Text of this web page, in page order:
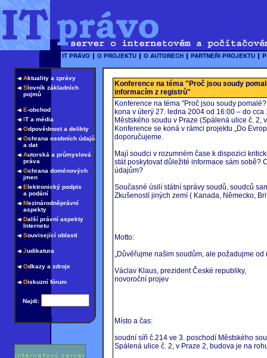
Aktuality a zprávy
Slovník základních
pojmů
E-obchod
IT a média
Odpovědnost a delikty
Ochrana osobních údajů
a dat
Autorská a průmyslová
práva
Ochrana doménových
jmen
Elektronický podpis
a podání
Mezinárodněprávní
aspekty
Další právní aspekty
Internetu
Související oblasti
Judikatura
Odkazy a zdroje
Diskuzní fórum
Najdi:
Konference na téma "Proč jsou soudy
informacím z registrů"
Konference na téma "Proč jsou soudy
kona v úterý 27. ledna 2004 od 16:00 – do
Městského soudu v Praze (Spálená ulice č. 2,
Konference se koná v rámci projektu „Do
doporučujeme.
Mají soudci v rozumném čase k dispozici
stát poskytovat důležité informace sám sobě?
údajům?
Současné úsilí státní správy soudů, soudců
Zkušeností jiných zemí ( Kanada, Německo,
Motto:
„Důvěřujme našim soudům, ale požadujme od
Václav Klaus, prezident České republiky,
novoroční projev
Místo a čas:
soudní síň č.214 ve 3. poschodí Městského
Spálená ulice č. 2, v Praze 2, budova je na